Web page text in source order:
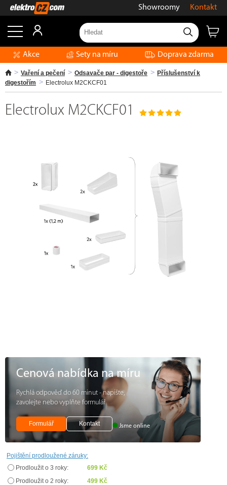
Showroomy Kontakt
Akce Sety na míru Doprava zdarma
Vaření a pečení Odsavače par - digestoře
Příslušenství k
digestořím
Electrolux M2CKCF01
Electrolux M2CKCF01
Cenová nabídka na míru
Rychlá odpověď do 60 minut - napište,
zavolejte nebo vyplňte formulář
Formulář Kontakt Jsme online
Pojištění prodloužené záruky:
Prodloužit o 3 roky:
699 Kč
Prodloužit o 2 roky:
499 Kč